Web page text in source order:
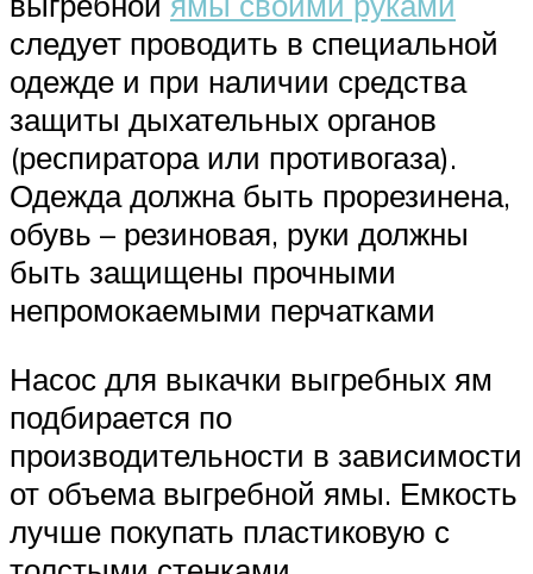
следует проводить в специальной
одежде и при наличии средства
защиты дыхательных органов
(респиратора или противогаза).
Одежда должна быть прорезинена,
обувь – резиновая, руки должны
быть защищены прочными
непромокаемыми перчатками
Насос для выкачки выгребных ям
подбирается по
производительности в зависимости
от объема выгребной ямы. Емкость
лучше покупать пластиковую с